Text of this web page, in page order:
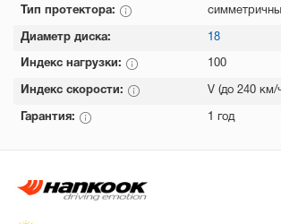
Тип протектора:
Диаметр диска: 18
Индекс нагрузки: 100
Индекс скорости: V (до 240 км/
Гарантия: 1 год